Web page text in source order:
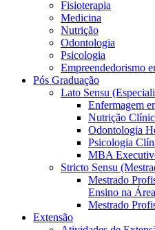
Fisioterapia
Medicina
Nutrição
Odontologia
Psicologia
Empreendedorismo
Pós Graduação
Lato Sensu
Enfermagem
Nutrição
Odontologia
Psicologia
MBA
Stricto Sensu
Mestrado
Ensino na
Mestrado
Extensão